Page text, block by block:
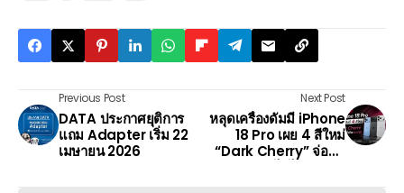
Previous Post
DATA ประกาศยุติการ
แถม Adapter เริ่ม 22
เมษายน 2026
Next Post
หลุดเครื่องดัมมี iPhone
18 Pro เผย 4 สีใหม่
“Dark Cherry” จ่อขึ้น